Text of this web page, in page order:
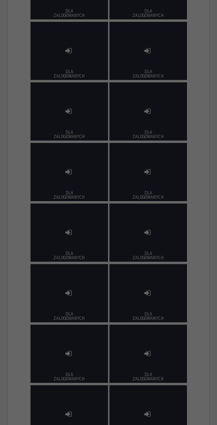
DLA
ZALOGOWANYCH
DLA
ZALOGOWANYCH
DLA
ZALOGOWANYCH
DLA
ZALOGOWANYCH
DLA
ZALOGOWANYCH
DLA
ZALOGOWANYCH
DLA
ZALOGOWANYCH
DLA
ZALOGOWANYCH
DLA
ZALOGOWANYCH
DLA
ZALOGOWANYCH
DLA
ZALOGOWANYCH
DLA
ZALOGOWANYCH
DLA
ZALOGOWANYCH
DLA
ZALOGOWANYCH